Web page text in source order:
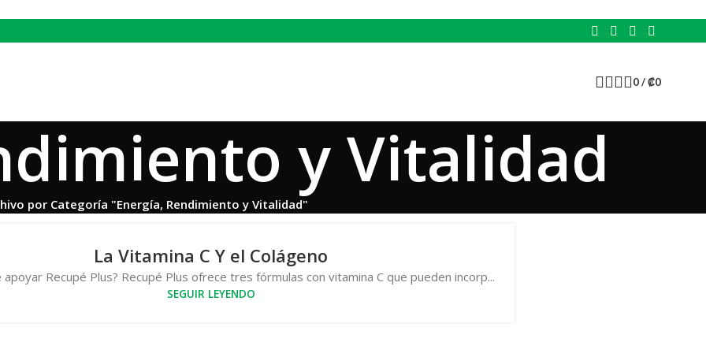
0/ ₡0
y Vitalidad
por Categoría "Energía, Rendimiento y Vitalidad"
La Vitamina C Y el Colágeno
apoyar Recupé Plus? Recupé Plus ofrece tres fórmulas con vitamina C que pueden incorp...
SEGUIR LEYENDO